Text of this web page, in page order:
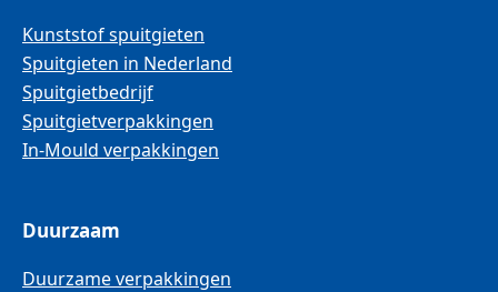
Kunststof spuitgieten
Spuitgieten in Nederland
Spuitgietbedrijf
Spuitgietverpakkingen
In-Mould verpakkingen
Duurzaam
Duurzame verpakkingen